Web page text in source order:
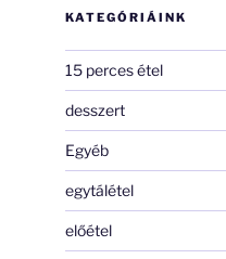
KATEGÓRIÁINK
15 perces étel
desszert
Egyéb
egytálétel
előétel